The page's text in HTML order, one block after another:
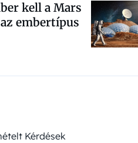
kell a Mars
embertípus
Kérdések